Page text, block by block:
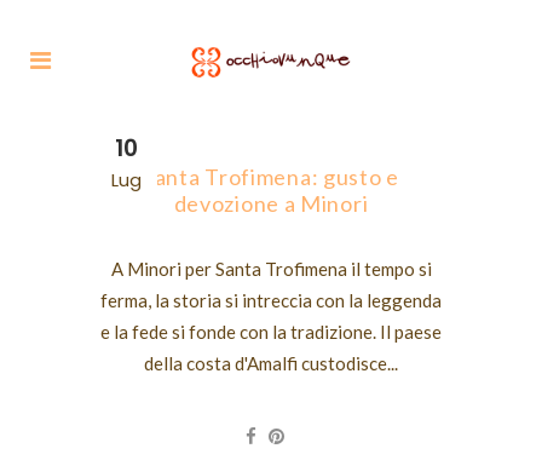
10
Lug
Santa Trofimena: gusto e
devozione a Minori
A Minori per Santa Trofimena il tempo si
ferma, la storia si intreccia con la leggenda
e la fede si fonde con la tradizione. Il paese
della costa d'Amalfi custodisce...